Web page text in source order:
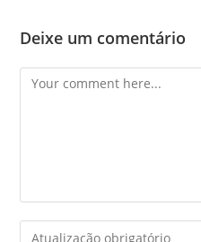
Deixe um comentário